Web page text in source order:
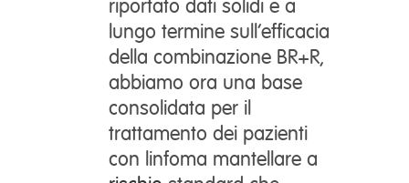
riportato dati solidi e a
lungo termine sull’efficacia
della combinazione BR+R,
abbiamo ora una base
consolidata per il
trattamento dei pazienti
con linfoma mantellare a